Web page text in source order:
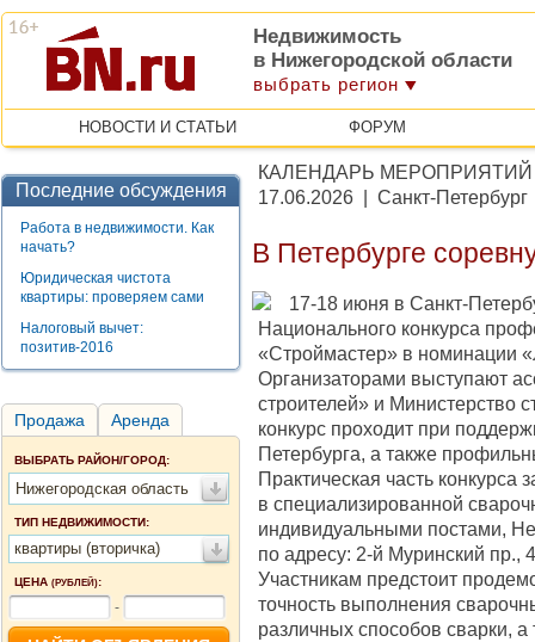
Недвижимость
в Нижегородской области
выбрать регион
НОВОСТИ И СТАТЬИ ФОРУМ
Последние обсуждения
Работа в недвижимости. Как
начать?
Юридическая чистота
квартиры: проверяем сами
Налоговый вычет:
позитив-2016
Продажа Аренда
ВЫБРАТЬ РАЙОН/ГОРОД:
Нижегородская область
ТИП НЕДВИЖИМОСТИ:
квартиры (вторичка)
ЦЕНА (РУБЛЕЙ):
-
КАЛЕНДАРЬ МЕРОПРИЯТИЙ
17.06.2026 | Санкт-
В Петербурге
17-18 июня в Санкт-
Национального конкурса
«Строймастер» в номинации
Организаторами выступают
строителей» и Министерство
конкурс проходит при
Петербурга, а также
Практическая часть
в специализированной
индивидуальными постами,
по адресу: 2-й Муринский пр.,
Участникам предстоит
точность выполнения
различных способов сварки,